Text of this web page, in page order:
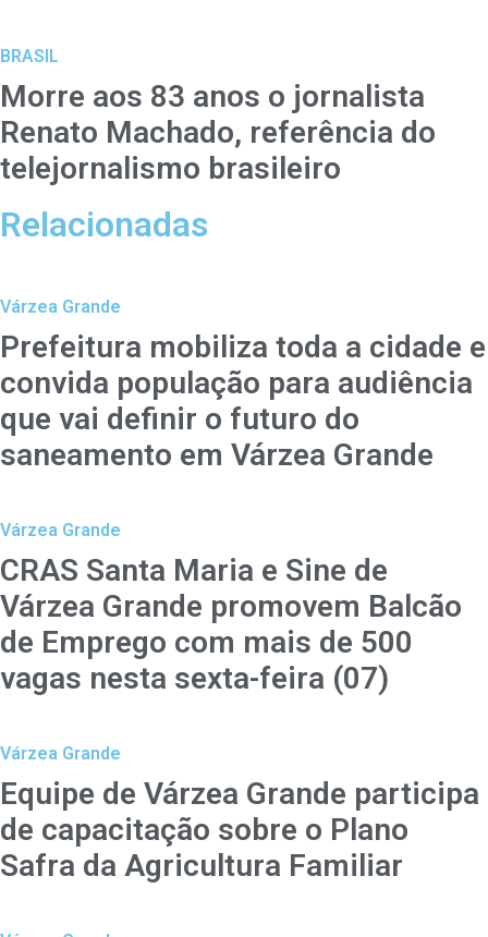
BRASIL
Morre aos 83 anos o jornalista
Renato Machado, referência do
telejornalismo brasileiro
Relacionadas
Várzea Grande
Prefeitura mobiliza toda a cidade e
convida população para audiência
que vai definir o futuro do
saneamento em Várzea Grande
Várzea Grande
CRAS Santa Maria e Sine de
Várzea Grande promovem Balcão
de Emprego com mais de 500
vagas nesta sexta-feira (07)
Várzea Grande
Equipe de Várzea Grande participa
de capacitação sobre o Plano
Safra da Agricultura Familiar